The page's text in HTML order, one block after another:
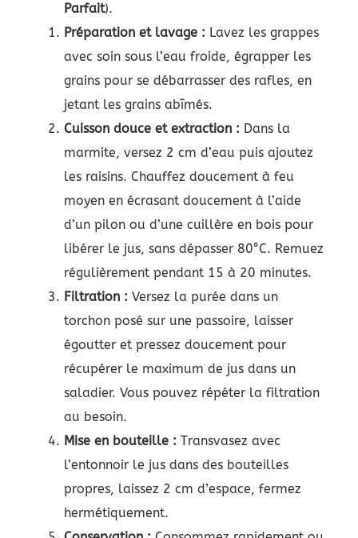
Parfait).
Préparation et lavage : Lavez les grappes
avec soin sous l’eau froide, égrapper les
grains pour se débarrasser des rafles, en
jetant les grains abîmés.
Cuisson douce et extraction : Dans la
marmite, versez 2 cm d’eau puis ajoutez
les raisins. Chauffez doucement à feu
moyen en écrasant doucement à l’aide
d’un pilon ou d’une cuillère en bois pour
libérer le jus, sans dépasser 80°C. Remuez
régulièrement pendant 15 à 20 minutes.
Filtration : Versez la purée dans un
torchon posé sur une passoire, laisser
égoutter et pressez doucement pour
récupérer le maximum de jus dans un
saladier. Vous pouvez répéter la filtration
au besoin.
Mise en bouteille : Transvasez avec
l’entonnoir le jus dans des bouteilles
propres, laissez 2 cm d’espace, fermez
hermétiquement.